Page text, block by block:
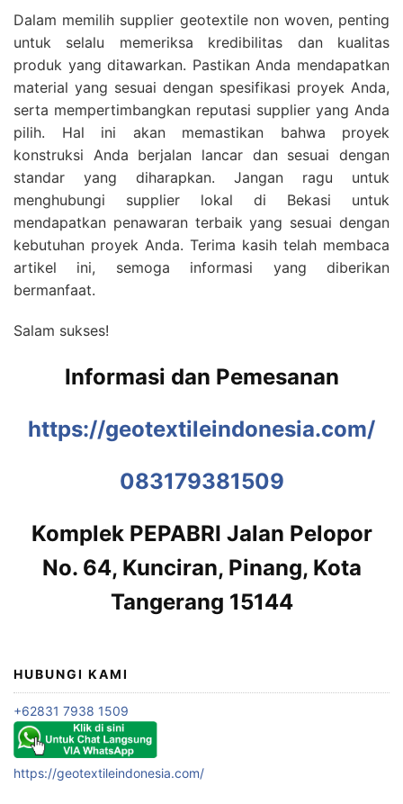
Dalam memilih supplier geotextile non woven, penting
untuk selalu memeriksa kredibilitas dan kualitas
produk yang ditawarkan. Pastikan Anda mendapatkan
material yang sesuai dengan spesifikasi proyek Anda,
serta mempertimbangkan reputasi supplier yang Anda
pilih. Hal ini akan memastikan bahwa proyek
konstruksi Anda berjalan lancar dan sesuai dengan
standar yang diharapkan. Jangan ragu untuk
menghubungi supplier lokal di Bekasi untuk
mendapatkan penawaran terbaik yang sesuai dengan
kebutuhan proyek Anda. Terima kasih telah membaca
artikel ini, semoga informasi yang diberikan
bermanfaat.
Salam sukses!
Informasi dan Pemesanan
https://geotextileindonesia.com/
083179381509
Komplek PEPABRI Jalan Pelopor
No. 64, Kunciran, Pinang, Kota
Tangerang 15144
HUBUNGI KAMI
+62831 7938 1509
https://geotextileindonesia.com/